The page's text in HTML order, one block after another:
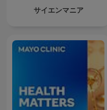
サイエンマニア